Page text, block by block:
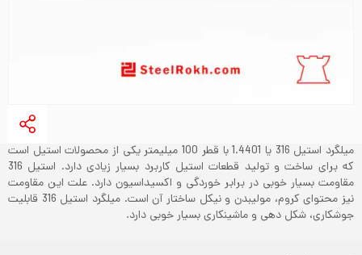
میلگرد استیل 316 یا 1.4401 با قطر 100 میلیمتر یکی از محصولات استیل است
که برای ساخت و تولید قطعات استیل کاربرد بسیار زیادی دارد. استیل 316
مقاومت بسیار خوبی در برابر خوردگی و اکسیداسیون دارد. علت این مقاومت
نیز محتوای کروم، مولیبدن و نیکل ساختار آن است. میلگرد استیل 316 قابلیت
جوشکاری، شکل دهی و ماشینکاری بسیار خوبی دارد.